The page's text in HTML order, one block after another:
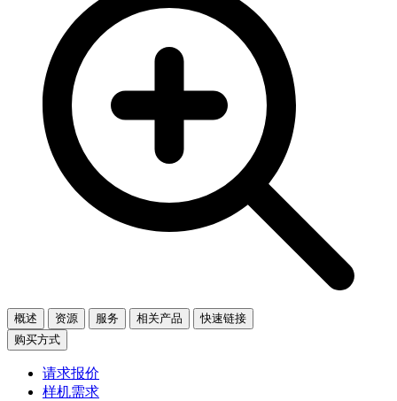
概述 资源 服务 相关产品
快速链接
购买方式
请求报价
样机需求